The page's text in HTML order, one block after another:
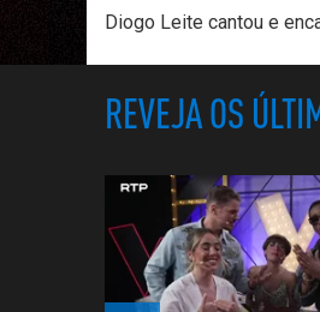
Diogo Leite cantou e
REVEJA OS